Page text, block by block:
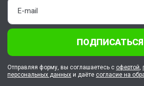
ПОДПИСАТЬСЯ
Отправляя форму, вы соглашаетесь с офертой,
персональных данных и даёте согласие на